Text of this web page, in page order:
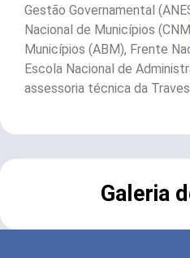
Gestão Governamental
Nacional de Municípios
Municípios (ABM), Frente
Escola Nacional de
assessoria técnica da
Galeria